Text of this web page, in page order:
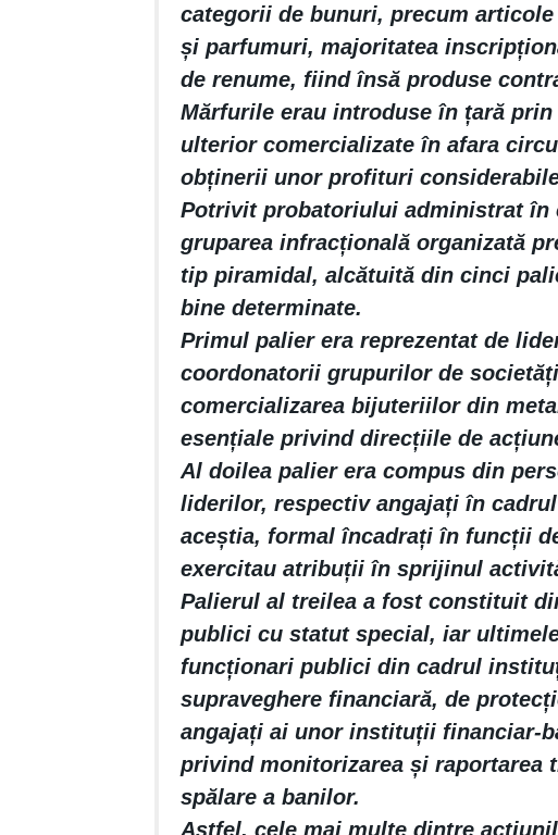
categorii de bunuri, precum
și parfumuri, majoritatea
de renume, fiind însă produse
Mărfurile erau introduse în țară
ulterior comercializate în afara
obținerii unor profituri
Potrivit probatoriului administrat în
gruparea infracțională organizată
tip piramidal, alcătuită din cinci
bine determinate.
Primul palier era reprezentat de
coordonatorii grupurilor de
comercializarea bijuteriilor din
esențiale privind direcțiile de
Al doilea palier era compus din
liderilor, respectiv angajați în
aceștia, formal încadrați în funcții
exercitau atribuții în sprijinul
Palierul al treilea a fost constituit
publici cu statut special, iar
funcționari publici din cadrul
supraveghere financiară, de
angajați ai unor instituții financiar-
privind monitorizarea și raportarea
spălare a banilor.
Astfel, cele mai multe dintre